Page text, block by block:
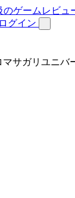
ログイン
サガリユニバ